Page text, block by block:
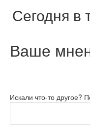
Сегодня в
Ваше
Искали что-то другое?